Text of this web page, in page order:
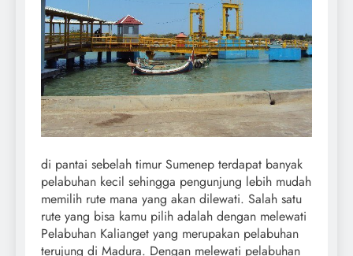
di pantai sebelah timur Sumenep terdapat banyak
pelabuhan kecil sehingga pengunjung lebih mudah
memilih rute mana yang akan dilewati. Salah satu
rute yang bisa kamu pilih adalah dengan melewati
Pelabuhan Kalianget yang merupakan pelabuhan
terujung di Madura. Dengan melewati pelabuhan